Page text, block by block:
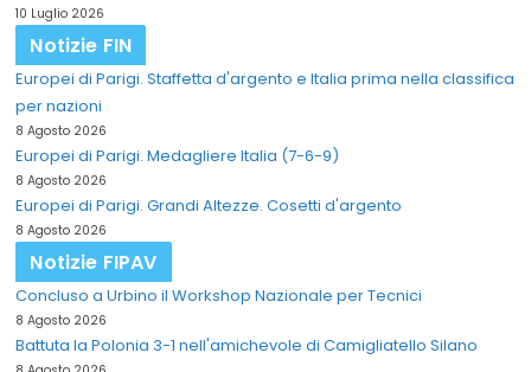
10 Luglio 2026
Notizie FIN
Europei di Parigi. Staffetta d'argento e Italia prima nella classifica
per nazioni
8 Agosto 2026
Europei di Parigi. Medagliere Italia (7-6-9)
8 Agosto 2026
Europei di Parigi. Grandi Altezze. Cosetti d'argento
8 Agosto 2026
Notizie FIPAV
Concluso a Urbino il Workshop Nazionale per Tecnici
8 Agosto 2026
Battuta la Polonia 3-1 nell'amichevole di Camigliatello Silano